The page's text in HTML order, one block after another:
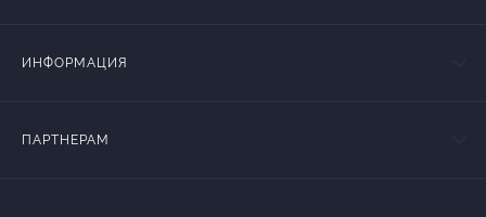
ИНФОРМАЦИЯ
ПАРТНЕРАМ